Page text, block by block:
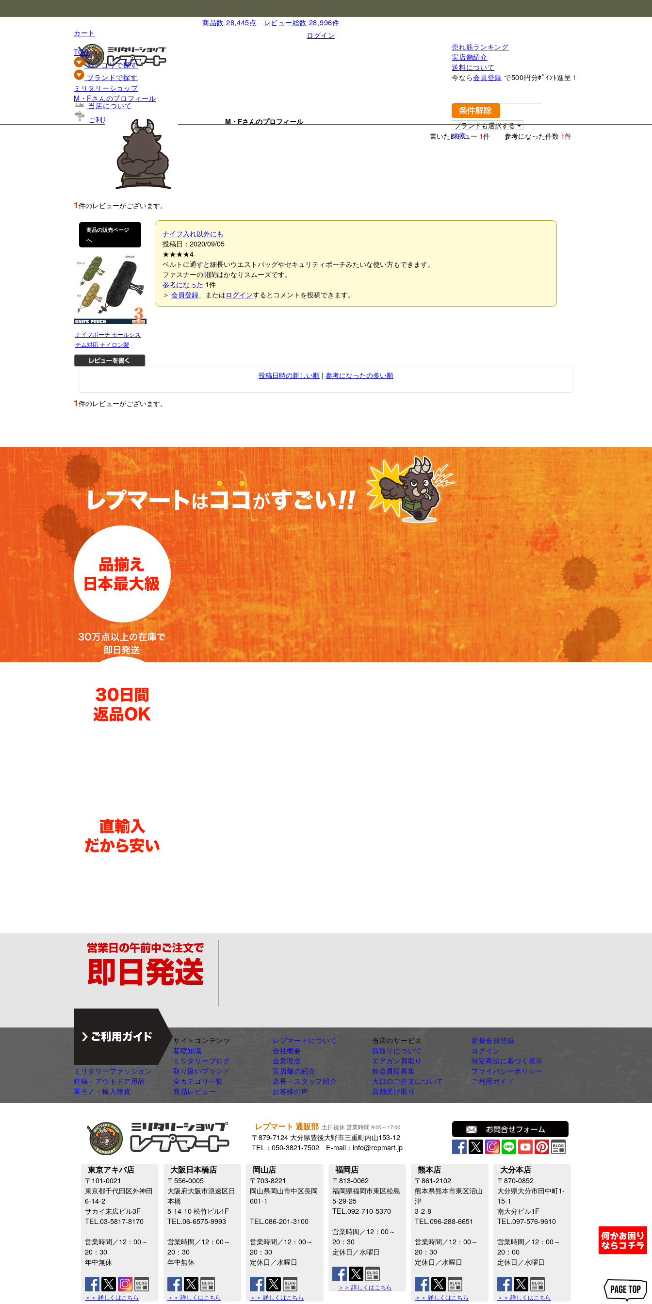
商品数 28,445点
レビュー総数 28,996件
ログイン
カート
売れ筋ランキング
実店舗紹介
送料について
今なら会員登録 で500円分ﾎﾟｲﾝﾄ進呈！
検索
TOP
カテゴリで探す
ブランドで探す
基礎知識
当店について
ご利用ガイド
ミリタリーショップ
M・Fさんのプロフィール
M・Fさんのプロフィール
書いたレビュー 1件 参考になった件数 1件
1件のレビューがございます。
商品の販売ページ
へ
ナイフポーチ モールシス
テム対応 ナイロン製
ナイフ入れ以外にも
投稿日：2020/09/05
★★★★4
ベルトに通すと細長いウエストバッグやセキュリティポーチみたいな使い方もできます。
ファスナーの開閉はかなりスムーズです。
参考になった 1件
＞ 会員登録、またはログインするとコメントを投稿できます。
投稿日時の新しい順 | 参考になったの多い順
1件のレビューがございます。
ジャンル別カテゴリ
ミリタリーファッション
狩猟・アウトドア用品
軍モノ・輸入雑貨
サイトコンテンツ
基礎知識
ミリタリーブログ
取り扱いブランド
全カテゴリ一覧
商品レビュー
レプマートについて
会社概要
企業理念
実店舗の紹介
店長・スタッフ紹介
お客様の声
当店のサービス
買取りについて
エアガン買取り
卸会員様募集
大口のご注文について
店舗受け取り
新規会員登録
ログイン
特定商法に基づく表示
プライバシーポリシー
ご利用ガイド
レプマート 通販部 土日祝休 営業時間 9:00～17:00
〒879-7124 大分県豊後大野市三重町内山153-12
TEL：050-3821-7502 E-mail：info@repmart.jp
東京アキバ店
〒101-0021
東京都千代田区外神田
6-14-2
サカイ末広ビル3F
TEL.03-5817-8170
営業時間／12：00～
20：30
年中無休
＞＞ 詳しくはこちら
大阪日本橋店
〒556-0005
大阪府大阪市浪速区日
本橋
5-14-10 松竹ビル1F
TEL.06-6575-9993
営業時間／12：00～
20：30
年中無休
＞＞ 詳しくはこちら
岡山店
〒703-8221
岡山県岡山市中区長岡
601-1
TEL.086-201-3100
営業時間／12：00～
20：30
定休日／水曜日
＞＞ 詳しくはこちら
福岡店
〒813-0062
福岡県福岡市東区松島
5-29-25
TEL.092-710-5370
営業時間／12：00～
20：30
定休日／水曜日
＞＞ 詳しくはこちら
熊本店
〒861-2102
熊本県熊本市東区沼山
津
3-2-8
TEL.096-288-6651
営業時間／12：00～
20：30
定休日／水曜日
＞＞ 詳しくはこちら
大分本店
〒870-0852
大分県大分市田中町1-
15-1
南大分ビル1F
TEL.097-576-9610
営業時間／12：00～
20：00
定休日／水曜日
＞＞ 詳しくはこちら